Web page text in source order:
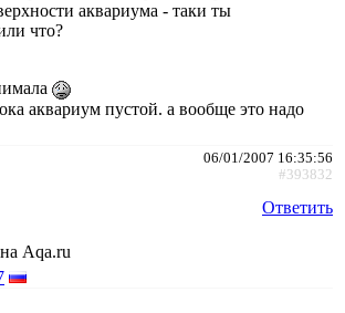
аквариума - таки ты
что?
аквариум пустой. а вообще это надо
06/01/2007 16:35:56
#393832
Ответить
Aqa.ru